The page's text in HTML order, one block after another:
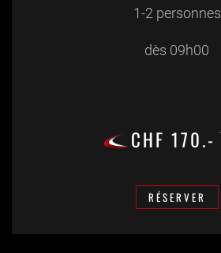
1-2 personnes
dès 09h00
CHF 170.-
RÉSERVER